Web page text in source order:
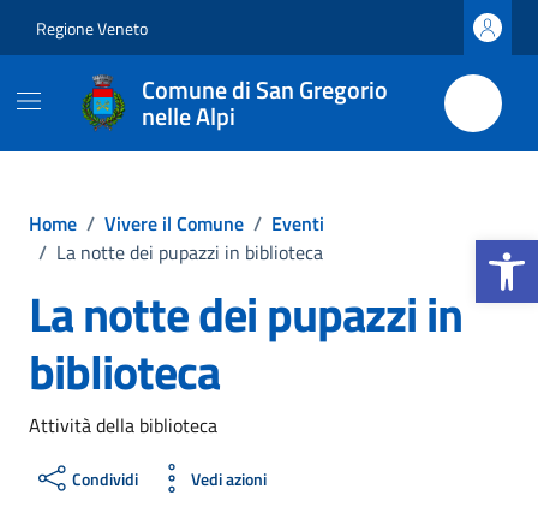
Apri la
Regione Veneto
Comune di San Gregorio
nelle Alpi
Home / Vivere il Comune / Eventi
/ La notte dei pupazzi in biblioteca
La notte dei pupazzi in
biblioteca
Attività della biblioteca
Condividi Vedi azioni